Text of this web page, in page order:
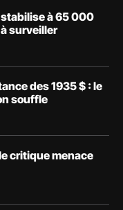
à 65 000
surveiller
des 1935 $ : le
souffle
critique menace